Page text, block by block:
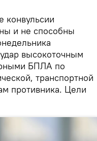
конвульсии
и не способны
высокоточным
БПЛА по
транспортной
противника. Цели